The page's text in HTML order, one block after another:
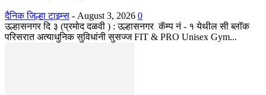
दैनिक जिल्हा टाइम्स - August 3, 2026 0
उल्हासनगर दि ३ (प्रमोद दळवी ) : उल्हासनगर कॅम्प नं - १ येथील सी ब्लॉक
परिसरात अत्याधुनिक सुविधांनी सुसज्ज FIT & PRO Unisex Gym...